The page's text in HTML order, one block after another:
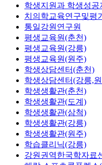
학생지원과 학생성공
치의학교육연구및평
통일강원연구원
평생교육원(춘천)
평생교육원(강릉)
평생교육원(원주)
학생상담센터(춘천)
학생상담센터(강릉,
학생생활관(춘천)
학생생활관(도계)
학생생활관(삼척)
학생생활관(강릉)
학생생활관(원주)
학습클리닉(강릉)
강원권역한국학자료